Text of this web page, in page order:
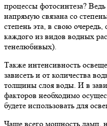
процессы фотосинтеза?
напрямую связана со
степень эта, в свою
каждого из видов водных
тенелюбивых).
Также интенсивность
зависеть и от количества
толщины слоя воды. И в
факторов необходимо
будете использовать для
Чаще всего мощность ламп,